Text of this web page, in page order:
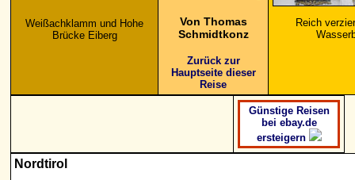
Weißachklamm und Hohe
Brücke Eiberg
Von Thomas
Schmidtkonz
Zurück zur
Hauptseite dieser
Reise
Reich
Günstige Reisen
bei ebay.de
ersteigern
Nordtirol